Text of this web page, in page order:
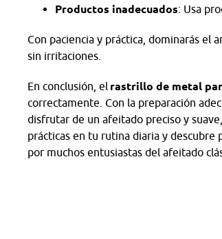
Productos inadecuados: Usa
Con paciencia y práctica, dominarás el
sin irritaciones.
En conclusión, el rastrillo de metal
correctamente. Con la preparación
disfrutar de un afeitado preciso y
prácticas en tu rutina diaria y descubre
por muchos entusiastas del afeitado